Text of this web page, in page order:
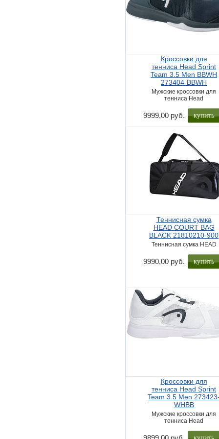
Кроссовки для
тенниса Head Sprint
Team 3.5 Men BBWH
273404-BBWH
Мужские кроссовки для
тенниса Head
9999,00 руб. купить
Теннисная сумка
HEAD COURT BAG
BLACK 21810210-900
Теннисная сумка HEAD
9990,00 руб. купить
Кроссовки для
тенниса Head Sprint
Team 3.5 Men
WHBB
Мужские кроссовки для
тенниса Head